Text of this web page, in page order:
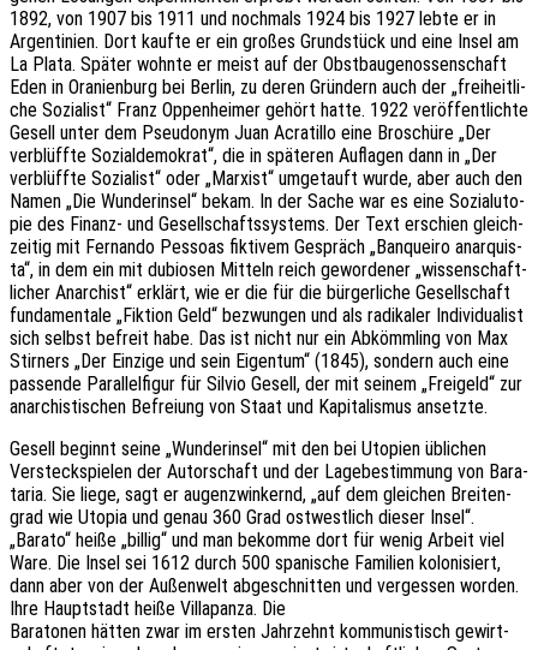
1892, von 1907 bis 1911 und noch­mals 1924 bis 1927 lebte er in
Argen­ti­ni­en. Dort kaufte er ein großes Grund­stück und eine Insel am
La Plata. Später wohnte er meist auf der Obst­bau­ge­nos­sen­schaft
Eden in Orani­en­burg bei Berlin, zu deren Grün­dern auch der „frei­heit­li­
che Sozia­list“ Franz Oppen­hei­mer gehört hatte. 1922 veröf­fent­lich­te
Gesell unter dem Pseud­onym Juan Acra­til­lo eine Broschü­re „Der
verblüff­te Sozi­al­de­mo­krat“, die in späte­ren Aufla­gen dann in „Der
verblüff­te Sozia­list“ oder „Marxist“ umge­tauft wurde, aber auch den
Namen „Die Wunder­in­sel“ bekam. In der Sache war es eine Sozi­al­uto­
pie des Finanz- und Gesell­schafts­sys­tems. Der Text erschien gleich­
zei­tig mit Fernan­do Pess­o­as fikti­vem Gespräch „Banquei­ro anar­quis­
ta“, in dem ein mit dubio­sen Mitteln reich gewor­de­ner „wissen­schaft­
li­cher Anar­chist“ erklärt, wie er die für die bürger­li­che Gesell­schaft
funda­men­ta­le „Fikti­on Geld“ bezwun­gen und als radi­ka­ler Indi­vi­dua­list
sich selbst befreit habe. Das ist nicht nur ein Abkömm­ling von Max
Stir­ners „Der Einzi­ge und sein Eigen­tum“ (1845), sondern auch eine
passen­de Paral­lel­fi­gur für Silvio Gesell, der mit seinem „Frei­geld“ zur
anar­chis­ti­schen Befrei­ung von Staat und Kapi­ta­lis­mus ansetzte.
Gesell beginnt seine „Wunder­in­sel“ mit den bei Utopien übli­chen
Versteck­spie­len der Autor­schaft und der Lage­be­stim­mung von Bara­
ta­ria. Sie liege, sagt er augen­zwin­kernd, „auf dem glei­chen Brei­ten­
grad wie Utopia und genau 360 Grad ostwest­lich dieser Insel“.
„Barato“ heiße „billig“ und man bekom­me dort für wenig Arbeit viel
Ware. Die Insel sei 1612 durch 500 spani­sche Fami­li­en kolo­ni­siert,
dann aber von der Außen­welt abge­schnit­ten und verges­sen worden.
Ihre Haupt­stadt heiße Villa­pan­za. Die
Bara­to­nen hätten zwar im ersten Jahr­zehnt kommu­nis­tisch gewirt­